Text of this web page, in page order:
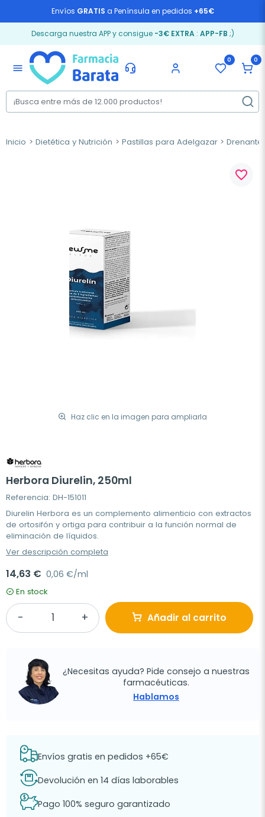
Envíos GRATIS a Península en pedidos +65€
Descarga nuestra APP y consigue -3€ EXTRA: APP-FB ;)
menu
0 0
Inicio Dietética y Nutrición Pastillas para Adelgazar
Haz clic en la imagen para ampliarla
favorite_border
Herbora Diurelin, 250ml
Referencia: DH-151011
Diurelin Herbora es un complemento alimenticio con extractos
de ortosifón y ortiga para contribuir a la función normal de
eliminación de líquidos.
Ver descripción completa
14,63 € 0,06 €/ml
En stock
Añadir al carrito
¿Necesitas ayuda? Pide consejo a nuestras
farmacéuticas.
Hablamos
Envíos gratis en pedidos +65€
Devolución en 14 días laborables
Pago 100% seguro garantizado